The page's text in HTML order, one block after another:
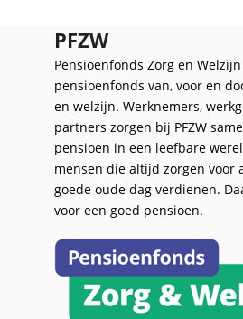
PFZW
Pensioenfonds Zorg en Welzijn
pensioenfonds van, voor en
en welzijn. Werknemers,
partners zorgen bij PFZW
pensioen in een leefbare
mensen die altijd zorgen voor
goede oude dag verdienen.
voor een goed pensioen.